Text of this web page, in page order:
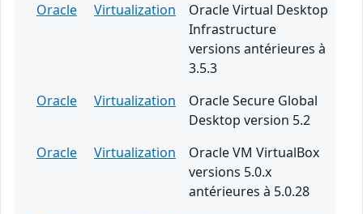
Oracle
Virtualization
Oracle Virtual Desktop
Infrastructure
versions antérieures à
3.5.3
Oracle
Virtualization
Oracle Secure Global
Desktop version 5.2
Oracle
Virtualization
Oracle VM VirtualBox
versions 5.0.x
antérieures à 5.0.28